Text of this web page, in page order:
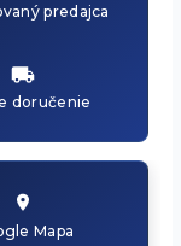
predajca
doručenie
Mapa